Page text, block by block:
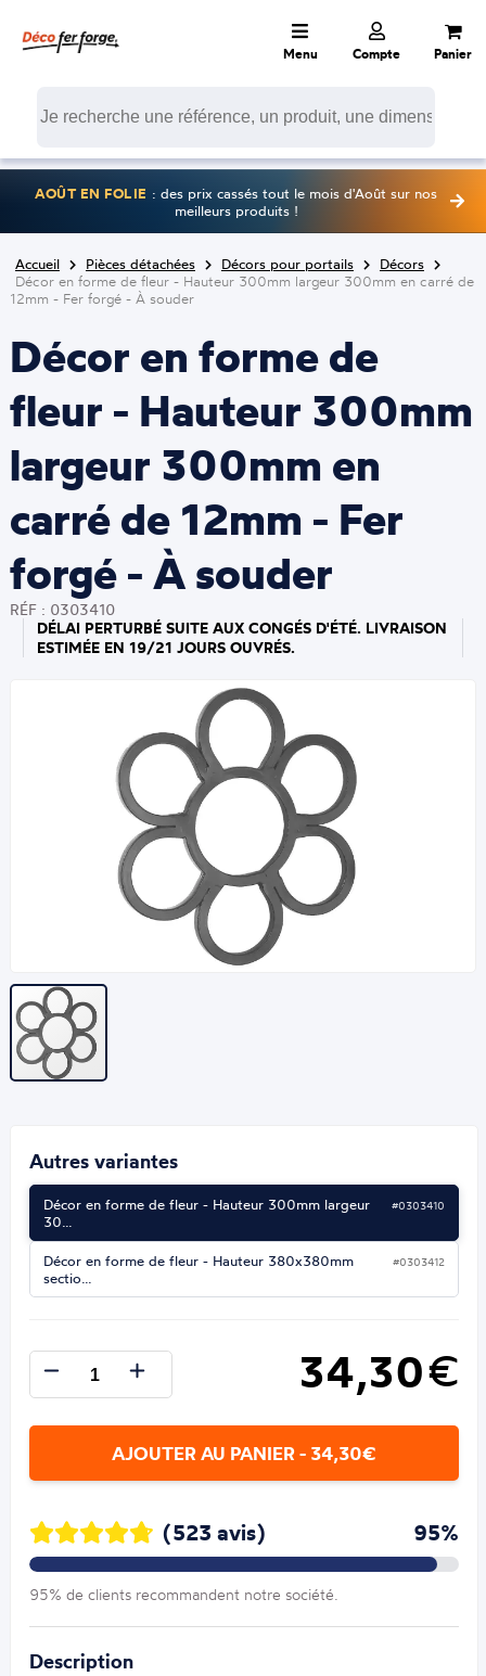
Menu Compte Panier
AOÛT EN FOLIE : des prix cassés tout le mois d'Août sur nos
meilleurs produits !
Accueil Pièces détachées Décors pour portails
Décors
Décor en forme de fleur - Hauteur 300mm largeur 300mm en carré de
12mm - Fer forgé - À souder
Décor en forme de
fleur - Hauteur 300mm
largeur 300mm en
carré de 12mm - Fer
forgé - À souder
RÉF : 0303410
DÉLAI PERTURBÉ SUITE AUX CONGÉS D'ÉTÉ. LIVRAISON
ESTIMÉE EN 19/21 JOURS OUVRÉS.
Autres variantes
Décor en forme de fleur - Hauteur 300mm largeur
30…
#0303410
Décor en forme de fleur - Hauteur 380x380mm
sectio…
#0303412
34,30€
AJOUTER AU PANIER - 34,30€
(523 avis) 95%
95% de clients recommandent notre société.
Description